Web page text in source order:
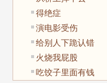
得绝症
演电影受伤
给别人下跪认错
火烧我屁股
吃饺子里面有钱